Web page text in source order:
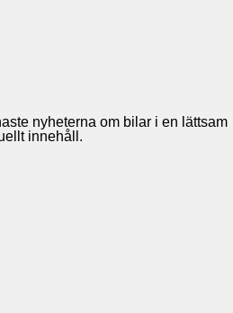
nyheterna om bilar i en lättsam
innehåll.